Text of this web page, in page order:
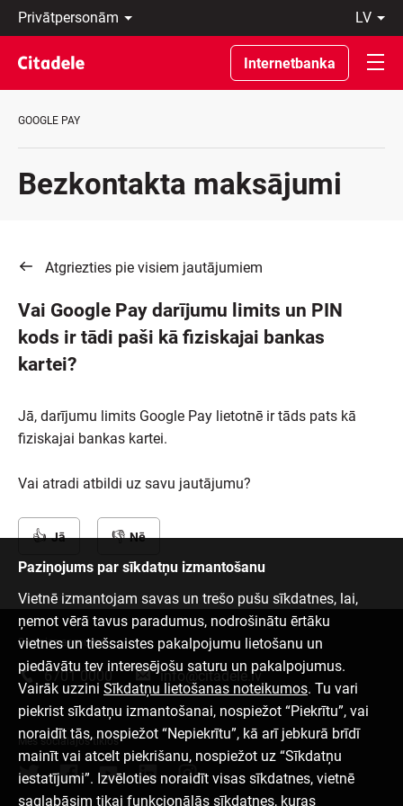
Privātpersonām
Uzņēmumiem
Private
Banking
Par
C
lv
Latviski
По-
русски
In
Internetbanka
GOOGLE PAY
Bezkontakta maksājumi
Atgriezties pie visiem jautājumiem
Vai Google Pay darījumu limits un PIN
kods ir tādi paši kā fiziskajai bankas
kartei?
Jā, darījumu limits Google Pay lietotnē ir tāds pats kā
fiziskajai bankas kartei.
Vai atradi atbildi uz savu jautājumu?
Jā Nē
Paziņojums par sīkdatņu izmantošanu
Vietnē izmantojam savas un trešo pušu sīkdatnes, lai,
ņemot vērā tavus paradumus, nodrošinātu ērtāku
vietnes un tiešsaistes pakalpojumu lietošanu un
piedāvātu tev interesējošu saturu un pakalpojumus.
Vairāk uzzini Sīkdatņu lietošanas noteikumos. Tu vari
piekrist sīkdatņu izmantošanai, nospiežot “Piekrītu”, vai
noraidīt tās, nospiežot “Nepiekrītu”, kā arī jebkurā brīdī
mainīt vai atcelt piekrišanu, nospiežot uz “Sīkdatņu
iestatījumi”. Izvēloties noraidīt visas sīkdatnes, vietnē
saglabāsim tikai funkcionālās sīkdatnes, kuras
Sazinies ar mums
6701 0000 info@citadele.lv
Mēs sociālajos tīklos